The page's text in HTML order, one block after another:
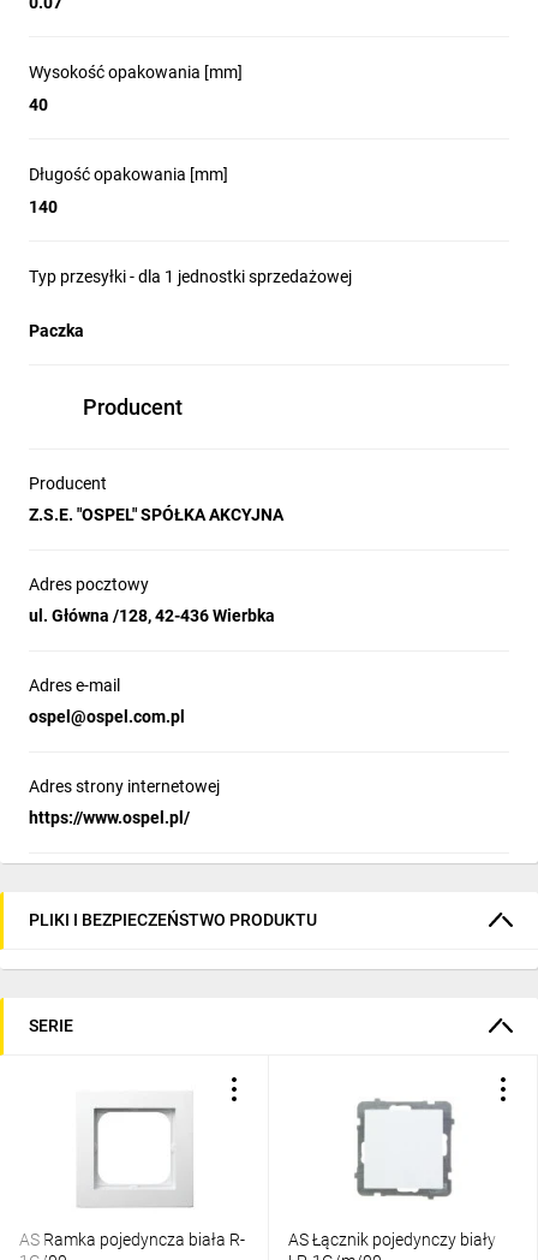
Wysokość opakowania [mm]
40
Długość opakowania [mm]
140
Typ przesyłki - dla 1 jednostki sprzedażowej
Paczka
Producent
Producent
Z.S.E. "OSPEL" SPÓŁKA AKCYJNA
Adres pocztowy
ul. Główna /128, 42-436 Wierbka
Adres e-mail
ospel@ospel.com.pl
Adres strony internetowej
https://www.ospel.pl/
PLIKI I BEZPIECZEŃSTWO PRODUKTU
SERIE
AS Ramka pojedyncza biała R-
AS Łącznik pojedynczy biały